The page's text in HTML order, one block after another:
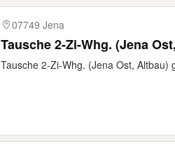
07749 Jena
Tausche 2-Zi-Whg. (Jena
Tausche 2-Zi-Whg. (Jena Ost, Altbau)